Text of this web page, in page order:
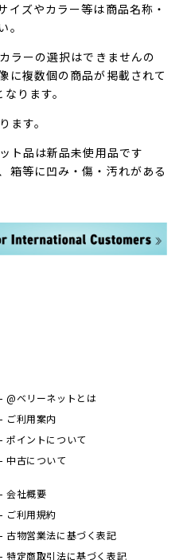
イズやカラー等は商品名称・
。
ラーの選択はできませんの
に複数個の商品が掲載されて
ります。
す。
ト品は新品未使用品です
箱等に凹み・傷・汚れがある
@ベリーネットとは
ご利用案内
ポイントについて
中古について
会社概要
ご利用規約
古物営業法に基づく表記
特定商取引法に基づく表記